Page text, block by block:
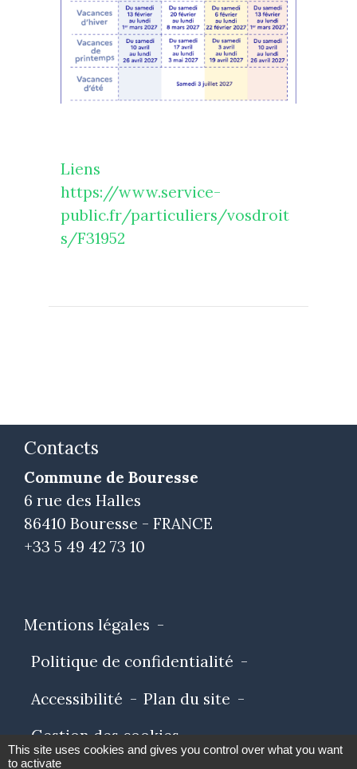
Liens
https://www.service-
public.fr/particuliers/vosdroit
s/F31952
Contacts
Commune de Bouresse
6 rue des Halles
86410 Bouresse - FRANCE
+33 5 49 42 73 10
Mentions légales -
Politique de confidentialité -
Accessibilité - Plan du site -
Gestion des cookies
This site uses cookies and gives you control over what you want
to activate